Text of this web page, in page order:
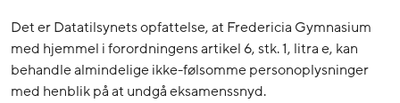
Det er Datatilsynets opfattelse, at Fredericia Gymnasium
med hjemmel i forordningens artikel 6, stk. 1, litra e, kan
behandle almindelige ikke-følsomme personoplysninger
med henblik på at undgå eksamenssnyd.